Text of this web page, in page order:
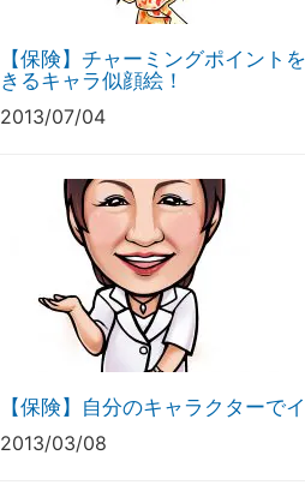
【保険】チャーミングポイント
きるキャラ似顔絵！
2013/07/04
【保険】自分のキャラクターで
2013/03/08